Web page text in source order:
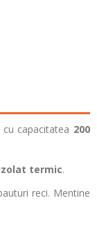
cu capacitatea 200
termic.
reci. Mentine